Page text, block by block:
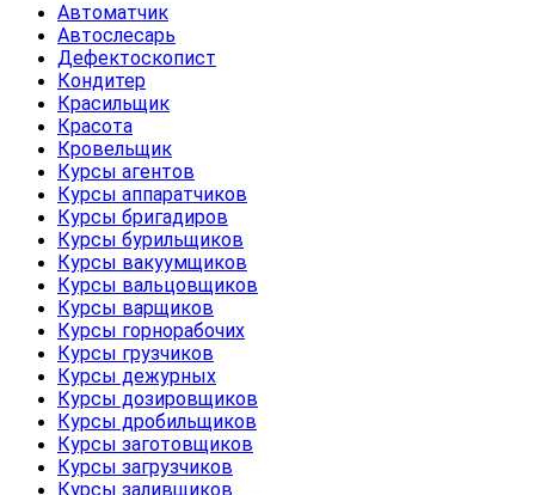
Автоматчик
Автослесарь
Дефектоскопист
Кондитер
Красильщик
Красота
Кровельщик
Курсы агентов
Курсы аппаратчиков
Курсы бригадиров
Курсы бурильщиков
Курсы вакуумщиков
Курсы вальцовщиков
Курсы варщиков
Курсы горнорабочих
Курсы грузчиков
Курсы дежурных
Курсы дозировщиков
Курсы дробильщиков
Курсы заготовщиков
Курсы загрузчиков
Курсы заливщиков